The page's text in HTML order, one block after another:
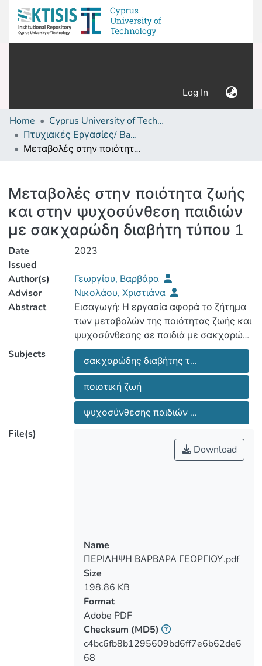
Log In (current)
Home
Cyprus University of Technology (Research Output)
Πτυχιακές Εργασίες/ Bachelor's Degree Theses
Μεταβολές στην ποιότητα ζωής και στην ψυχοσύνθεση παιδιών με σακχαρώδη διαβήτη τύπου 1
Μεταβολές στην ποιότητα ζωής
και στην ψυχοσύνθεση παιδιών
με σακχαρώδη διαβήτη τύπου 1
Date
Issued
2023
Author(s)
Γεωργίου, Βαρβάρα
Advisor
Νικολάου, Χριστιάνα
Abstract
Εισαγωγή: Η εργασία αφορά το ζήτημα
των μεταβολών της ποιότητας ζωής και
ψυχοσύνθεσης σε παιδιά με σακχαρώδη
διαβήτη τύπου 1. Το θέμα κρίθηκε
ενδιαφέρον, επειδή αποτελεί ένα
σύγχρονο πρόβλημα που έχει όχι μόνο
ιατρικό και κοινωνικό χαρακτήρα αλλά
και έντονα νοσηλευτικό – Δηλαδή
σχετίζεται με το επάγγελμα του
Σκοπός: Σκοπός της παρούσας
βιβλιογραφική ανασκόπηση
επιστημονικών ερευνών.
Υλικό και Μέθοδος: Η μέθοδος που
χρησιμοποιήθηκε ήταν η αναζήτηση της
σχετικής ελληνικής και διεθνούς
βιβλιογραφίας σε βάσεις δεδομένων
(αναφέρονται αναλυτικά στο αντίστοιχο
κεφάλαιο) με λέξεις κλειδιά «quality of
Subjects
σακχαρώδης διαβήτης τ...
ποιοτική ζωή
ψυχοσύνθεσης παιδιών ...
File(s)
Download
Name
ΠΕΡΙΛΗΨΗ ΒΑΡΒΑΡΑ ΓΕΩΡΓΙΟΥ.pdf
Size
198.86 KB
Format
Adobe PDF
Checksum (MD5)
c4bc6fb8b1295609bd6ff7e6b62de6
68